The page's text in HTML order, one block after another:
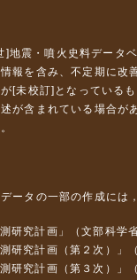
]地震・噴火史料データ
報を含み、不定期に改
[未校訂]となっている
が含まれている場合が
ータの一部の作成には
研究計画」（文部科学
研究計画（第２次）」
研究計画（第３次）」